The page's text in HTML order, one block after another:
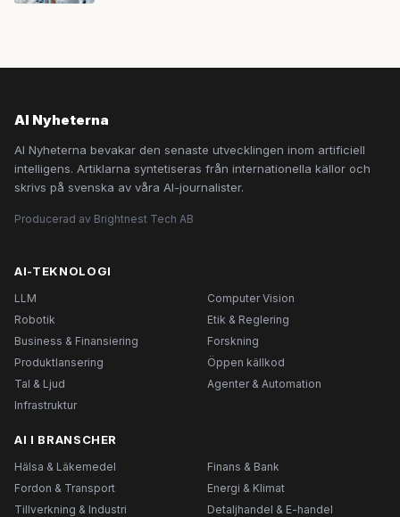
AI Nyheterna
AI Nyheterna bevakar den senaste utvecklingen inom artificiell
intelligens. Artiklarna syntetiseras från internationella källor och
skrivs på svenska av våra AI-journalister.
Producerad av Brightnest Tech AB
AI-TEKNOLOGI
LLM
Computer Vision
Robotik
Etik & Reglering
Business & Finansiering
Forskning
Produktlansering
Öppen källkod
Tal & Ljud
Agenter & Automation
Infrastruktur
AI I BRANSCHER
Hälsa & Läkemedel
Finans & Bank
Fordon & Transport
Energi & Klimat
Tillverkning & Industri
Detaljhandel & E-handel